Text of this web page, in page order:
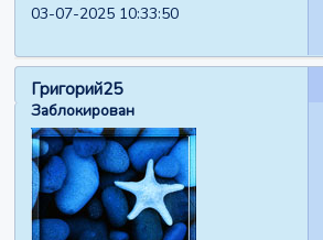
03-07-2025 10:33:50
Григорий25
Заблокирован